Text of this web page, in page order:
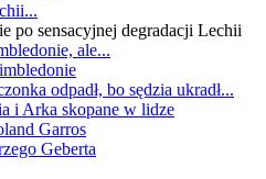
po sensacyjnej degradacji Lechii
ale...
odpadł, bo sędzia ukradł...
i Arka skopane w lidze
Garros
Geberta